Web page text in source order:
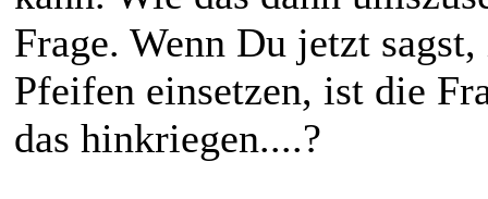
Frage. Wenn Du jetzt
Pfeifen einsetzen, ist die
das hinkriegen....?